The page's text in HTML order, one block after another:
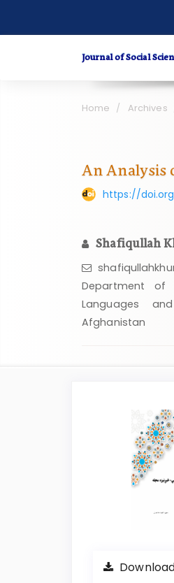
Journal of Social
Home Archives
An Analysis
https://
Shafiqullah
Department of
Languages
Afghanistan